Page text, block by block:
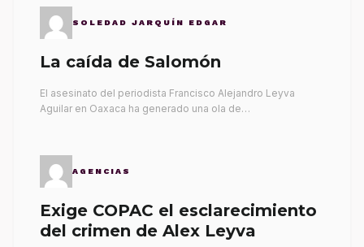
SOLEDAD JARQUÍN EDGAR
La caída de Salomón
El asesinato del periodista Francisco Alejandro Leyva
Aguilar en Oaxaca ha generado una ola de…
AGENCIAS
Exige COPAC el esclarecimiento
del crimen de Alex Leyva